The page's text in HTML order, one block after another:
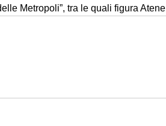
Metropoli”, tra le quali figura Atene